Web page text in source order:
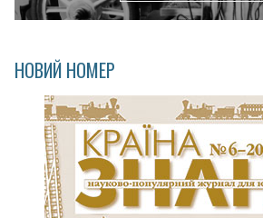
НОВИЙ НОМЕР